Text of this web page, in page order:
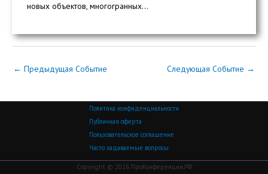
новых объектов, многогранных...
← Предыдущая Событие Следующая Событие →
Политика конфиденциальности
Публичная оферта
Пользовательское соглашение
Часто задаваемые вопросы
Copyright © 2026 ПроКонференции.РФ